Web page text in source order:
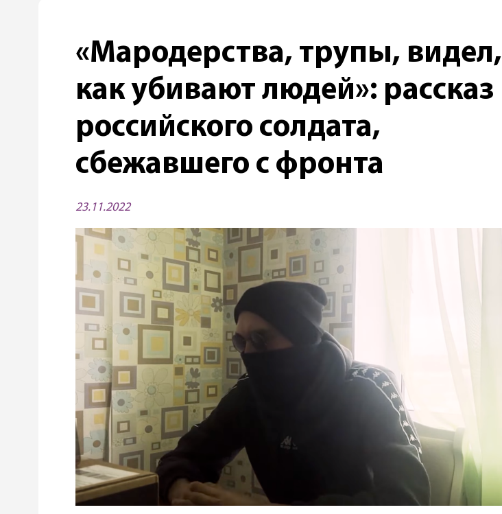
«Мародерства, трупы, видел,
как убивают людей»: рассказ
российского солдата,
сбежавшего с фронта
23.11.2022